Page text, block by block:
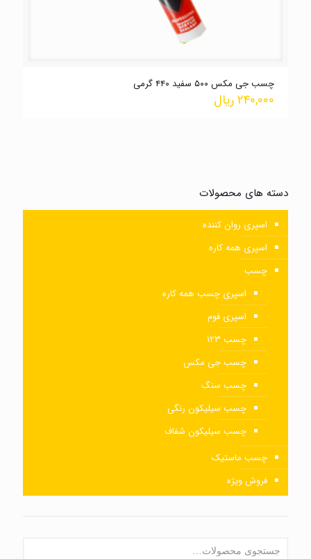
چسب جی مکس ۵۰۰ سفید ۴۴۰ گرمی
۲۴۰,۰۰۰ریال
دسته های محصولات
اسپری روان کننده
اسپری همه کاره
چسب
اسپری چسب همه کاره
اسپری فوم
چسب ۱۲۳
چسب جی مکس
چسب سنگ
چسب سیلیکون رنگی
چسب سیلیکون شفاف
چسب ماستیک
فروش ویژه